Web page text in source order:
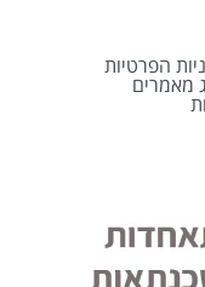
הפרטיות
מאמרים